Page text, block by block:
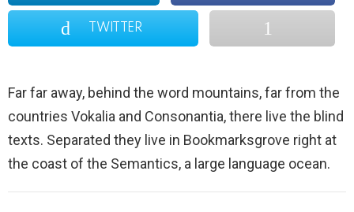
TWITTER
Far far away, behind the word mountains, far from the
countries Vokalia and Consonantia, there live the blind
texts. Separated they live in Bookmarksgrove right at
the coast of the Semantics, a large language ocean.